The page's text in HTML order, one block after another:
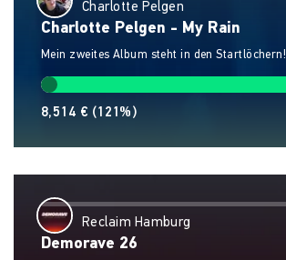
Charlotte Pelgen
Charlotte Pelgen - My Rain
Mein zweites Album steht in den Startlöchern!
8,514 € (121%)
Reclaim Hamburg
Demorave 26